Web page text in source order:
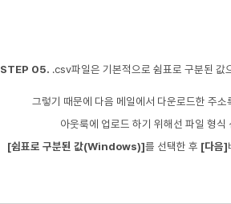
STEP 05. .csv파일은 기본적으로 쉼표로 구분된 값
그렇기 때문에 다음 메일에서 다운로드한 주
아웃룩에 업로드 하기 위해선 파일 형식
[쉼표로 구분된 값(Windows)]를 선택한 후 [다음]